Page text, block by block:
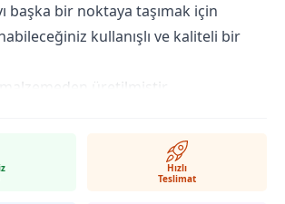
başka bir noktaya taşımak için
kullanışlı ve kaliteli bir
üretilmiştir.
Hızlı
Teslimat